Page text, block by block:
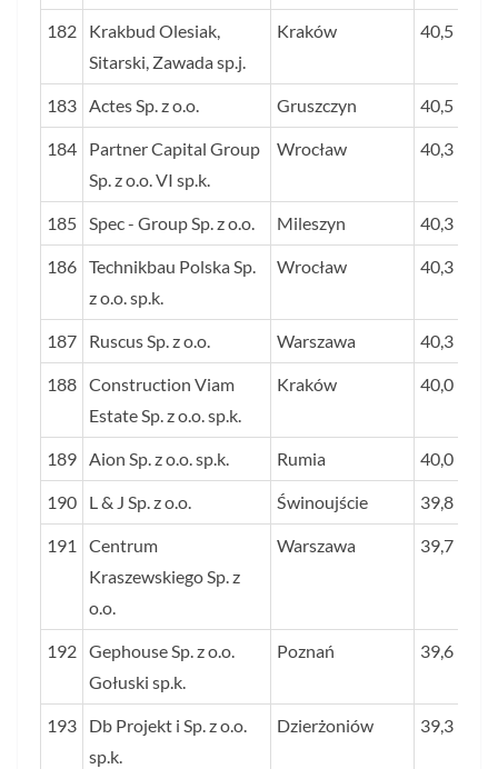
182
Krakbud Olesiak,
Sitarski, Zawada sp.j.
Kraków 40,5
183 Actes Sp. z o.o. Gruszczyn 40,5
184
Partner Capital Group
Sp. z o.o. VI sp.k.
Wrocław 40,3
185 Spec - Group Sp. z o.o. Mileszyn 40,3
186 Technikbau Polska Sp.
z o.o. sp.k.
Wrocław 40,3
187 Ruscus Sp. z o.o. Warszawa 40,3
188 Construction Viam
Estate Sp. z o.o. sp.k.
Kraków 40,0
189 Aion Sp. z o.o. sp.k. Rumia 40,0
190 L & J Sp. z o.o. Świnoujście 39,8
191
Centrum
Kraszewskiego Sp. z
o.o.
Warszawa 39,7
192 Gephouse Sp. z o.o.
Gołuski sp.k.
Poznań 39,6
193
Db Projekt i Sp. z o.o.
sp.k.
Dzierżoniów 39,3